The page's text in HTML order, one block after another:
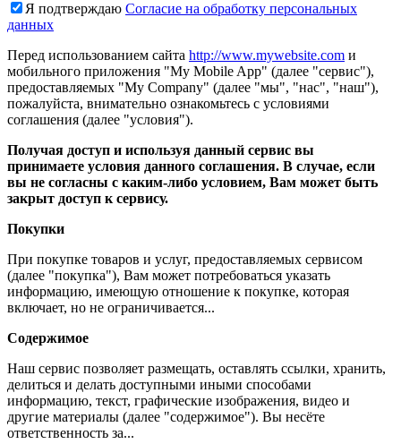
Я подтверждаю Согласие на обработку персональных
данных
Перед использованием сайта http://www.mywebsite.com и
мобильного приложения "My Mobile App" (далее "сервис"),
предоставляемых "My Company" (далее "мы", "нас", "наш"),
пожалуйста, внимательно ознакомьтесь с условиями
соглашения (далее "условия").
Получая доступ и используя данный сервис вы
принимаете условия данного соглашения. В случае, если
вы не согласны с каким-либо условием, Вам может быть
закрыт доступ к сервису.
Покупки
При покупке товаров и услуг, предоставляемых сервисом
(далее "покупка"), Вам может потребоваться указать
информацию, имеющую отношение к покупке, которая
включает, но не ограничивается...
Содержимое
Наш сервис позволяет размещать, оставлять ссылки, хранить,
делиться и делать доступными иными способами
информацию, текст, графические изображения, видео и
другие материалы (далее "содержимое"). Вы несёте
ответственность за...